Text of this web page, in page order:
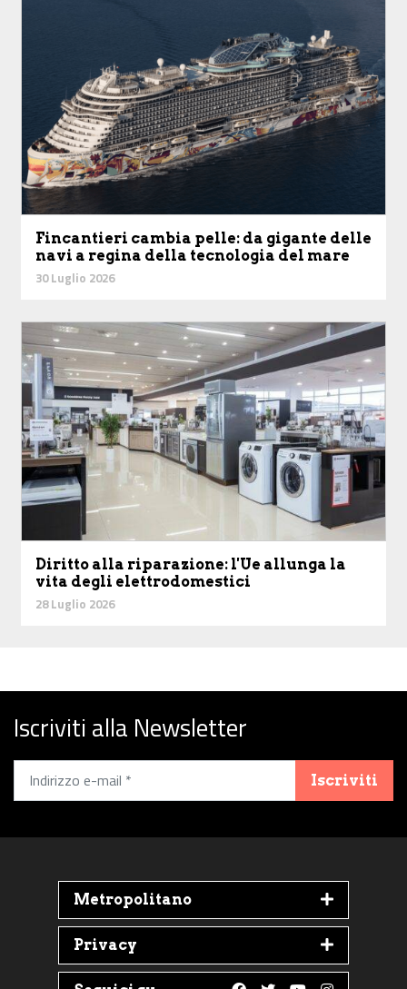
Fincantieri cambia pelle: da gigante delle
navi a regina della tecnologia del mare
30 Luglio 2026
Diritto alla riparazione: l'Ue allunga la
vita degli elettrodomestici
28 Luglio 2026
Iscriviti alla Newsletter
Iscriviti
Metropolitano
Privacy